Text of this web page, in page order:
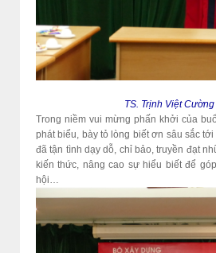
TS. Trịnh Việt
Trong niềm vui mừng phấn khởi của
phát biểu, bày tỏ lòng biết ơn sâu sắc
đã tận tình dạy dỗ, chỉ bảo, truyền đạt
kiến thức, nâng cao sự hiểu biết để
hội…